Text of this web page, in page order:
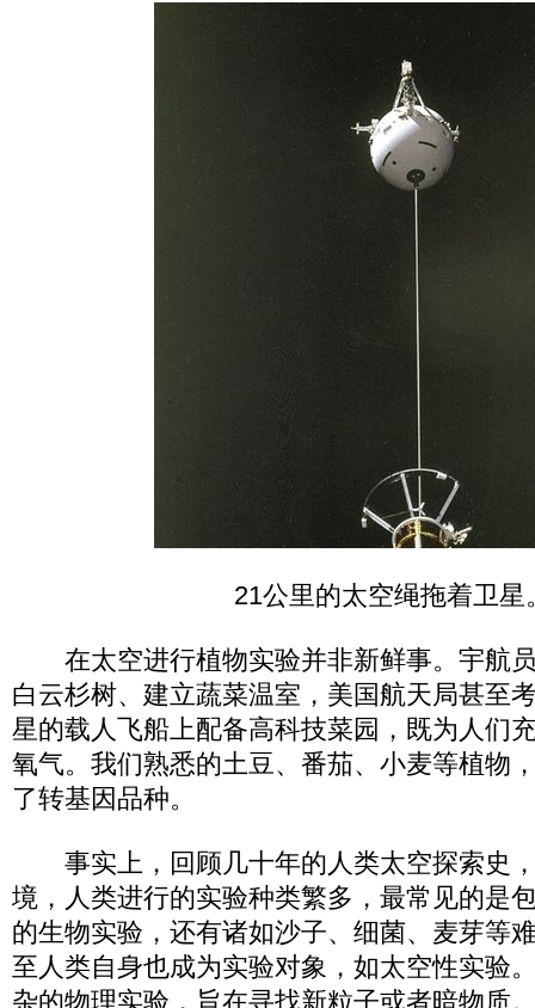
21公里的太空绳拖着卫星
在太空进行植物实验并非新鲜事。宇航
白云杉树、建立蔬菜温室，美国航天局甚至
星的载人飞船上配备高科技菜园，既为人们
氧气。我们熟悉的土豆、番茄、小麦等植物
了转基因品种。
事实上，回顾几十年的人类太空探索史
境，人类进行的实验种类繁多，最常见的是
的生物实验，还有诸如沙子、细菌、麦芽等
至人类自身也成为实验对象，如太空性实验
杂的物理实验，旨在寻找新粒子或者暗物质